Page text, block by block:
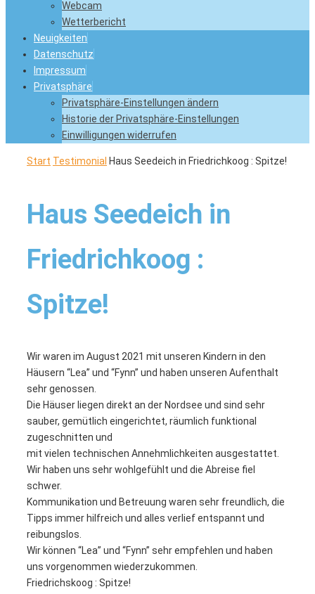
Webcam
Wetterbericht
Neuigkeiten
Datenschutz
Impressum
Privatsphäre
Privatsphäre-Einstellungen ändern
Historie der Privatsphäre-Einstellungen
Einwilligungen widerrufen
Start Testimonial Haus Seedeich in Friedrichkoog : Spitze!
Haus Seedeich in
Friedrichkoog :
Spitze!
Wir waren im August 2021 mit unseren Kindern in den
Häusern “Lea” und “Fynn” und haben unseren Aufenthalt
sehr genossen.
Die Häuser liegen direkt an der Nordsee und sind sehr
sauber, gemütlich eingerichtet, räumlich funktional
zugeschnitten und
mit vielen technischen Annehmlichkeiten ausgestattet.
Wir haben uns sehr wohlgefühlt und die Abreise fiel
schwer.
Kommunikation und Betreuung waren sehr freundlich, die
Tipps immer hilfreich und alles verlief entspannt und
reibungslos.
Wir können “Lea” und “Fynn” sehr empfehlen und haben
uns vorgenommen wiederzukommen.
Friedrichskoog : Spitze!